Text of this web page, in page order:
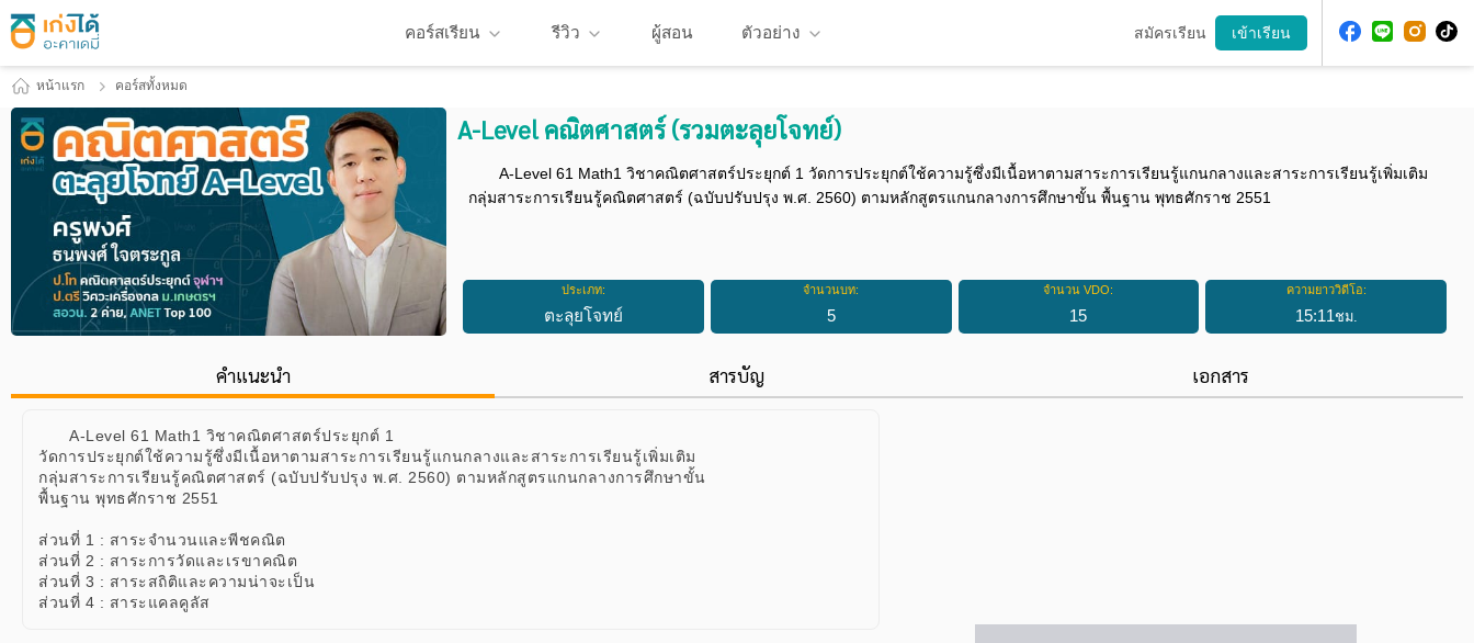
คอร์สเรียน รีวิว ผู้สอน ตัวอย่าง สมัครเรียน เข้าเรียน
หน้าแรก คอร์สทั้งหมด
A-Level คณิตศาสตร์ (รวมตะลุยโจทย์)
A-Level 61 Math1 วิชาคณิตศาสตร์ประยุกต์ 1 วัดการประยุกต์ใช้ความรู้ซึ่งมีเนื้อหาตามสาระการเรียนรู้แกนกลางและสาระการเรียนรู้เพิ่มเติม
กลุ่มสาระการเรียนรู้คณิตศาสตร์ (ฉบับปรับปรุง พ.ศ. 2560) ตามหลักสูตรแกนกลางการศึกษาขั้น พื้นฐาน พุทธศักราช 2551
ประเภท:
ตะลุยโจทย์
จำนวนบท:
5
จำนวน VDO:
15
ความยาววิดีโอ:
15:11ชม.
คำแนะนำ สารบัญ เอกสาร
A-Level 61 Math1 วิชาคณิตศาสตร์ประยุกต์ 1
วัดการประยุกต์ใช้ความรู้ซึ่งมีเนื้อหาตามสาระการเรียนรู้แกนกลางและสาระการเรียนรู้เพิ่มเติม
กลุ่มสาระการเรียนรู้คณิตศาสตร์ (ฉบับปรับปรุง พ.ศ. 2560) ตามหลักสูตรแกนกลางการศึกษาขั้น
พื้นฐาน พุทธศักราช 2551
ส่วนที่ 1 : สาระจำนวนและพีชคณิต
ส่วนที่ 2 : สาระการวัดและเรขาคณิต
ส่วนที่ 3 : สาระสถิติและความน่าจะเป็น
ส่วนที่ 4 : สาระแคลคูลัส